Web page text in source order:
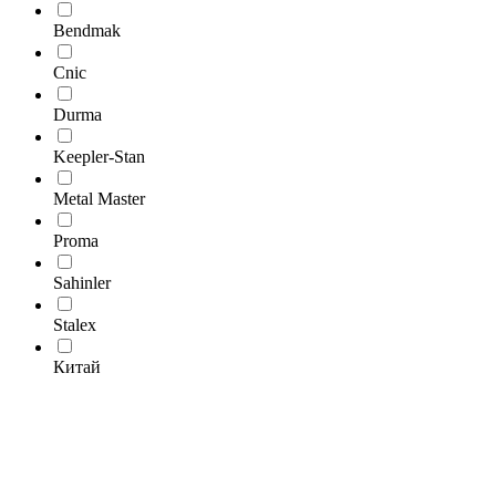
Bendmak
Cnic
Durma
Keepler-Stan
Metal Master
Proma
Sahinler
Stalex
Китай